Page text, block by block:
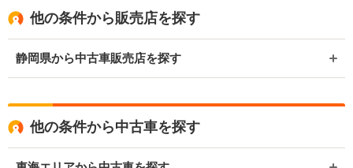
他の条件から販売店を探す
静岡県から中古車販売店を探す
他の条件から中古車を探す